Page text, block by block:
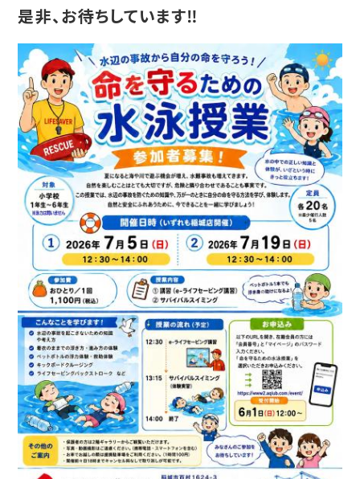
是非、お待ちしています‼